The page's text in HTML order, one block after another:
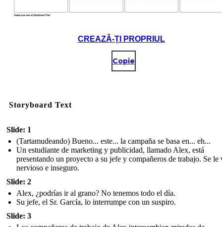
CREAZĂ-ȚI PROPRIUL
Copie
Storyboard Text
Slide: 1
(Tartamudeando) Bueno... este... la campaña se basa en... eh...
Un estudiante de marketing y publicidad, llamado Alex, está
presentando un proyecto a su jefe y compañeros de trabajo. Se le
nervioso e inseguro.
Slide: 2
Alex, ¿podrías ir al grano? No tenemos todo el día.
Su jefe, el Sr. García, lo interrumpe con un suspiro.
Slide: 3